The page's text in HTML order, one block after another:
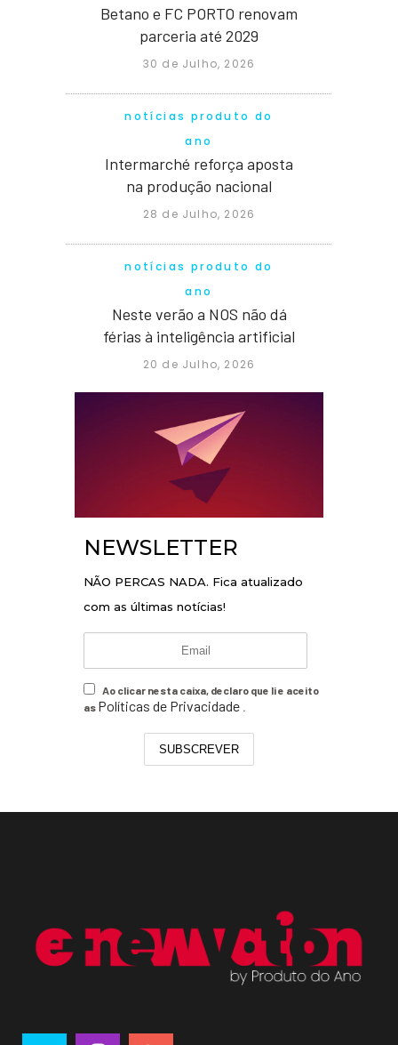
Betano e FC PORTO renovam
parceria até 2029
30 de Julho, 2026
notícias produto do
ano
Intermarché reforça aposta
na produção nacional
28 de Julho, 2026
notícias produto do
ano
Neste verão a NOS não dá
férias à inteligência artificial
20 de Julho, 2026
NEWSLETTER
NÃO PERCAS NADA. Fica atualizado
com as últimas notícias!
Ao clicar nesta caixa, declaro que li e aceito
as Políticas de Privacidade
SUBSCREVER